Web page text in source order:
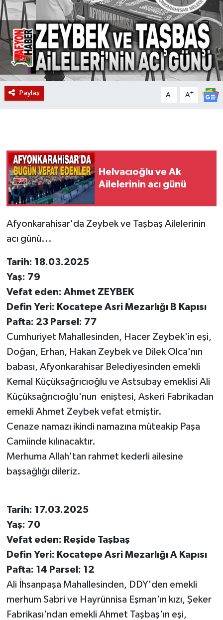
Paylaş A- A+
Helvacıoğlu ve Ak
Ailelerinin acı günü
Afyonkarahisar'da Zeybek ve Taşbaş Ailelerinin
acı günü...
Tarih: 18.03.2025
Yaş: 79
Vefat eden: Ahmet ZEYBEK
Defin Yeri: Kocatepe Asri Mezarlığı B Kapısı
Pafta: 23 Parsel: 77
Cumhuriyet Mahallesinden, Hacer Zeybek'in eşi,
Doğan, Erhan, Hakan Zeybek ve Dilek Olca'nın
babası, Afyonkarahisar Belediyesinden emekli
Kemal Küçüksağrıcıoğlu ve Astsubay emeklisi Ali
Küçüksağrıcıoğlu'nun eniştesi, Askeri Fabrikadan
emekli Ahmet Zeybek vefat etmiştir.
Cenaze namazı ikindi namazına müteakip Paşa
Camiinde kılınacaktır.
Merhuma Allah'tan rahmet kederli ailesine
başsağlığı dileriz.
Tarih: 17.03.2025
Yaş: 70
Vefat eden: Reşide Taşbaş
Defin Yeri: Kocatepe Asri Mezarlığı A Kapısı
Pafta: 14 Parsel: 12
Ali İhsanpaşa Mahallesinden, DDY'den emekli
merhum Sabri ve Hayrünnisa Eşman'ın kızı, Şeker
Fabrikası'ndan emekli Ahmet Taşbaş'ın eşi,